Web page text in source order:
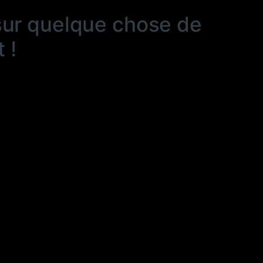
quelque chose de
!